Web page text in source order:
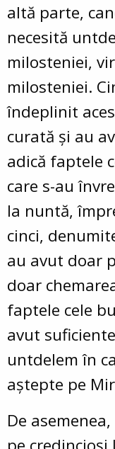
altă parte,
necesită
milosteniei,
milosteniei.
îndeplinit
curată și au
adică faptele
care s-au
la nuntă,
cinci,
au avut doar
doar
faptele cele
avut
untdelem în
aștepte pe
De